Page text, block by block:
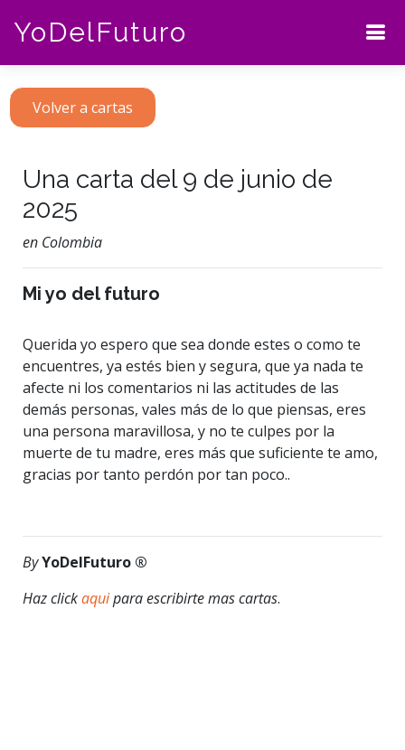
YoDelFuturo
Volver a cartas
Una carta del 9 de junio de
2025
en Colombia
Mi yo del futuro
Querida yo espero que sea donde estes o como te
encuentres, ya estés bien y segura, que ya nada te
afecte ni los comentarios ni las actitudes de las
demás personas, vales más de lo que piensas, eres
una persona maravillosa, y no te culpes por la
muerte de tu madre, eres más que suficiente te amo,
gracias por tanto perdón por tan poco..
ByYoDelFuturo ®
Haz clickaquipara escribirte mas cartas.